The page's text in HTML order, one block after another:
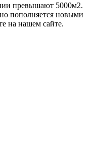
превышают 5000м2.
пополняется новыми
на нашем сайте.